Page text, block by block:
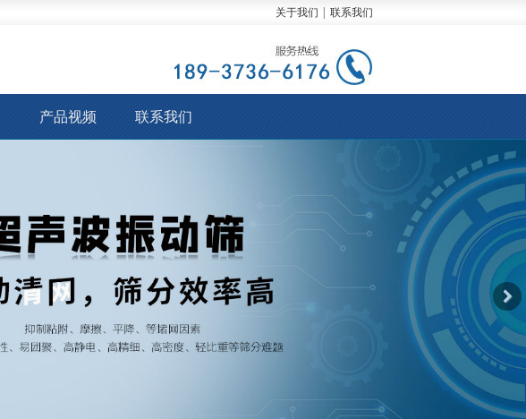
关于我们 | 联系我们
产品视频 联系我们